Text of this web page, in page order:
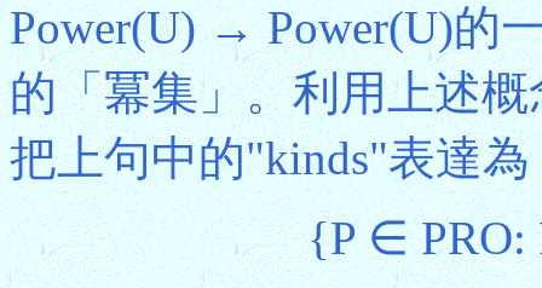
Power(U) → Power(U)的
的「冪集」。利用上述
把上句中的"kinds"表達為
{P ∈ PRO: